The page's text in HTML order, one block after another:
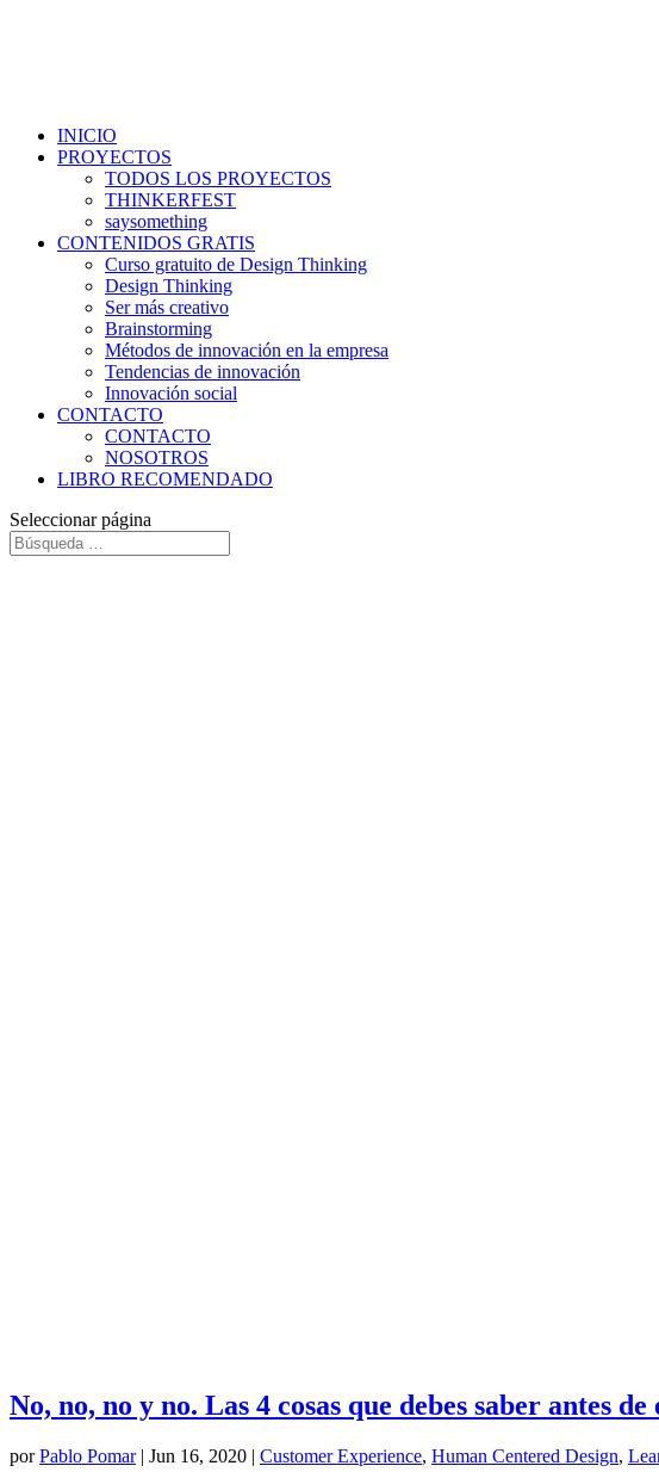
INICIO
PROYECTOS
TODOS LOS PROYECTOS
THINKERFEST
saysomething
CONTENIDOS GRATIS
Curso gratuito de Design Thinking
Design Thinking
Ser más creativo
Brainstorming
Métodos de innovación en la empresa
Tendencias de innovación
Innovación social
CONTACTO
CONTACTO
NOSOTROS
LIBRO RECOMENDADO
Seleccionar página
No, no, no y no. Las 4 cosas que debes saber antes
porPablo Pomar| Jun 16, 2020 | Customer Experience, Human Centered Design,